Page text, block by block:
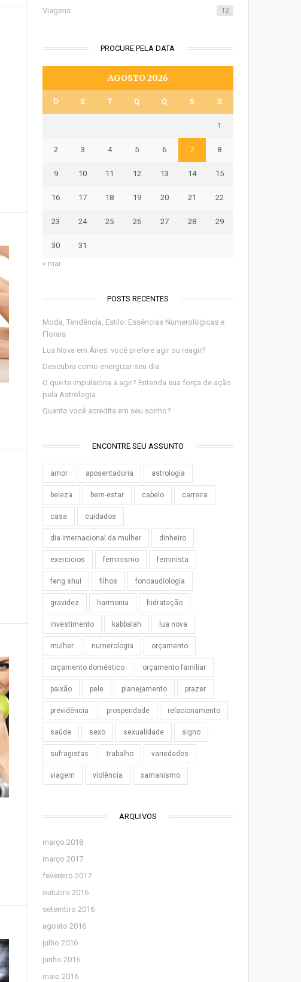
Viagens 12
PROCURE PELA DATA
AGOSTO 2026
D S T Q Q S S
1
2 3 4 5 6 7 8
9 10 11 12 13 14 15
16 17 18 19 20 21 22
23 24 25 26 27 28 29
30
31
« mar
POSTS RECENTES
Moda, Tendência, Estilo: Essências Numerológicas e
Florais
Lua Nova em Áries: você prefere agir ou reagir?
Descubra como energizar seu dia
O que te impulsiona a agir? Entenda sua força de ação
pela Astrologia
Quanto você acredita em seu sonho?
ENCONTRE SEU ASSUNTO
amor aposentadoria astrologia
beleza bem-estar cabelo carreira
casa cuidados
dia internacional da mulher dinheiro
exercicios feminismo feminista
feng shui filhos fonoaudiologia
gravidez harmonia hidratação
investimento kabbalah lua nova
mulher numerologia orçamento
orçamento doméstico orçamento familiar
paixão pele planejamento prazer
previdência prosperidade relacionamento
saúde sexo sexualidade signo
sufragistas trabalho variedades
viagem violência xamanismo
ARQUIVOS
março 2018
março 2017
fevereiro 2017
outubro 2016
setembro 2016
agosto 2016
julho 2016
junho 2016
maio 2016